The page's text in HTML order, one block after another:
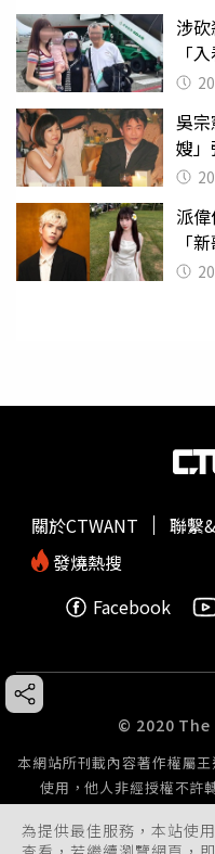
涉
「
吳
嫂
派
「
了
為提供最佳服務，本站使
關於CTWANT 聯繫
發燒熱搜
Facebook
© 2020 The
本網站所刊載內容著作權屬
使用，他人非經授權不許